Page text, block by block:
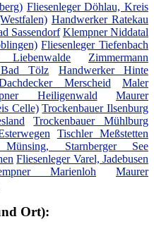
Fliesenleger Döhlau, Kreis
Handwerker Ratekau
Sassendorf Klempner Niddatal
Fliesenleger Tiefenbach
Liebenwalde
Zimmermann
Tölz
Handwerker Hinte
Merscheid
Maler
Heiligenwald
Maurer
Celle) Trockenbauer Ilsenburg
Trockenbauer Mühlburg
Tischler Meßstetten
Münsing, Starnberger See
Fliesenleger Varel, Jadebusen
Marienloh
Maurer
Ort):